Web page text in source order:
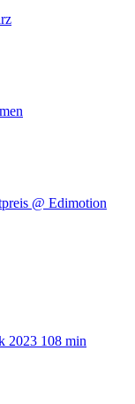
@ Edimotion
2023 108 min